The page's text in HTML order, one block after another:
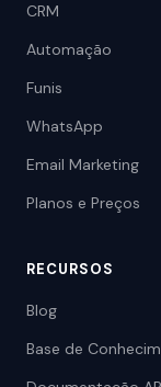
CRM
Automação
Funis
WhatsApp
Email Marketing
Planos e Preços
RECURSOS
Blog
Base de